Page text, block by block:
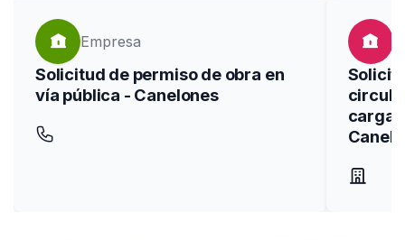
Empresa
Solicitud de permiso de obra en
vía pública - Canelones